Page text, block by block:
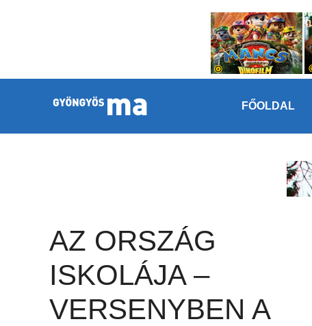
FŐOLDAL
AZ ORSZÁG
ISKOLÁJA –
VERSENYBEN A